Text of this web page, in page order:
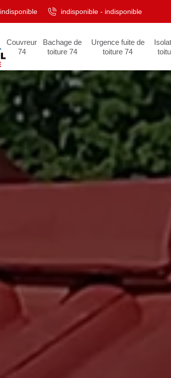
indisponible indisponible - indisponible
Couvreur
74
Bachage de
toiture 74
Urgence fuite de
toiture 74